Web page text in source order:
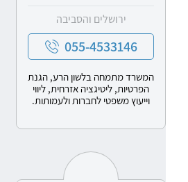
ירושלים והסביבה
055-4533146
המשרד מתמחה בלשון הרע, הגנת
הפרטיות, ליטיגציה אזרחית, ליווי
וייעוץ משפטי לחברות ולעמותות.